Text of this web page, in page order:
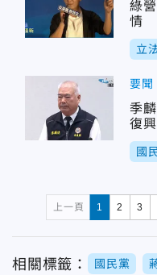
綠
情
立
要聞
季
復
國
上一頁 1 2 3
相關標籤： 國民黨